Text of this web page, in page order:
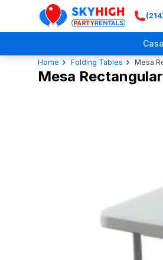
SkyHigh Logo
Home Folding Tables Mesa
Mesa